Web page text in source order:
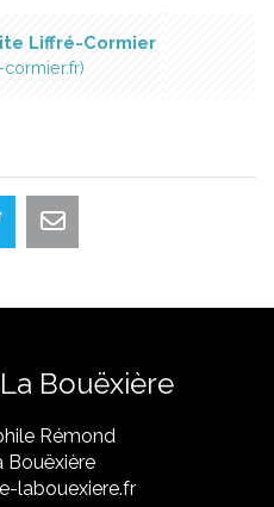
Liffré-Cormier
Bouëxière
Rémond
Bouëxière
labouexiere.fr